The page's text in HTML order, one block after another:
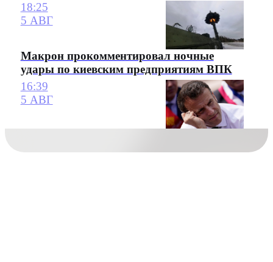
18:25
5 АВГ
Макрон прокомментировал ночные
удары по киевским предприятиям ВПК
16:39
5 АВГ